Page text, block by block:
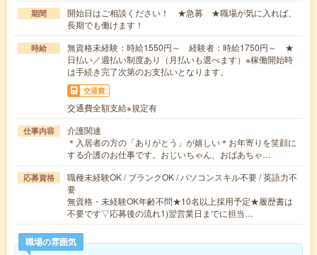
期間
開始日はご相談ください！ ★急募 ★職場が気に入れば、
長期でも働けます！
時給
無資格未経験：時給1550円～ 経験者：時給1750円～ ★
日払い／週払い制度あり（月払いも選べます）※稼働開始時
は手続き完了次第のお支払いとなります。
交通費
交通費全額支給※規定有
仕事内容
介護関連
＊入居者の方の「ありがとう」が嬉しい＊お年寄りを笑顔に
する介護のお仕事です。おじいちゃん、おばあちゃ…
応募資格
職種未経験OK / ブランクOK / パソコンスキル不要 / 英語力不
要
無資格・未経験OK年齢不問★10名以上採用予定★履歴書は
不要です▽応募後の流れ1)翌営業日までに担当…
職場の雰囲気